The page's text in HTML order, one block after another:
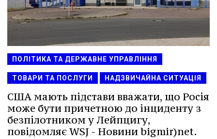
ПОЛІТИКА ТА ДЕРЖАВНЕ УПРАВЛІННЯ
ТОВАРИ ТА ПОСЛУГИ НАДЗВИЧАЙНА СИТУАЦІЯ
США мають підстави вважати, що Росія
може бути причетною до інциденту з
безпілотником у Лейпцигу,
повідомляє WSJ - Новини bigmir)net.